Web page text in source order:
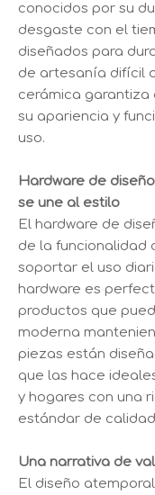
conocidos por su
desgaste con el
diseñados para
de artesanía difícil
cerámica garantiza
su apariencia y
uso.
Hardware de
se une al estilo
El hardware de
de la funcionalidad
soportar el uso
hardware es
productos que
moderna
piezas están
que las hace
y hogares con una
estándar de
Una narrativa de
El diseño